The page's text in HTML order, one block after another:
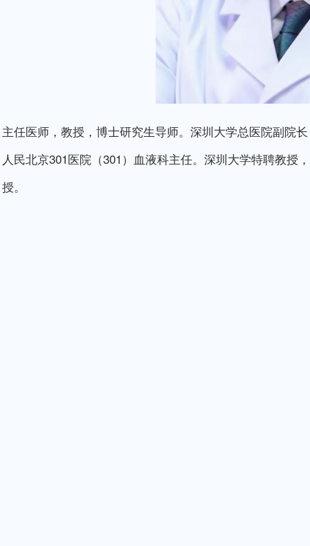
主任医师，教授，博士研究生导师。深圳大学总医院副院
人民北京301医院（301）血液科主任。深圳大学特聘教授
授。